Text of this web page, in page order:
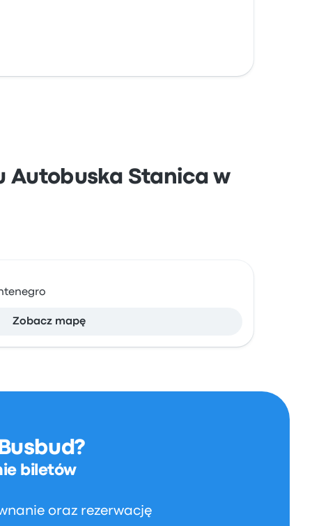
Autobuska Stanica w
Zobacz mapę
biletów
oraz rezerwację